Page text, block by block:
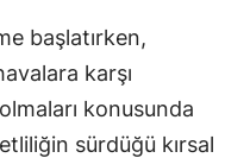
başlatırken,
karşı
konusunda
sürdüğü kırsal